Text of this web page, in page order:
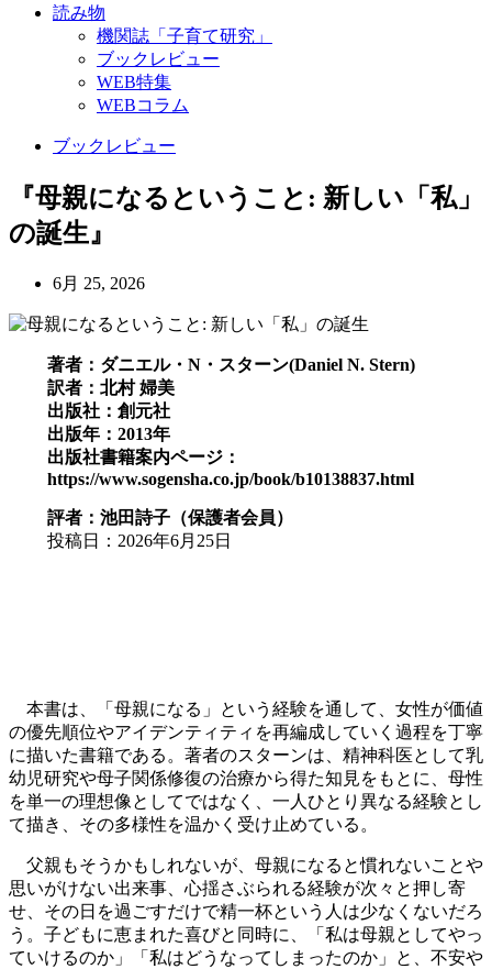
読み物
機関誌「子育て研究」
ブックレビュー
WEB特集
WEBコラム
ブックレビュー
『母親になるということ: 新しい「私」
の誕生』
6月 25, 2026
著者：ダニエル・N・スターン(Daniel N. Stern)
訳者：北村 婦美
出版社：創元社
出版年：2013年
出版社書籍案内ページ：
https://www.sogensha.co.jp/book/b10138837.html
評者：池田詩子（保護者会員）
投稿日：2026年6月25日
本書は、「母親になる」という経験を通して、女性が価値
の優先順位やアイデンティティを再編成していく過程を丁寧
に描いた書籍である。著者のスターンは、精神科医として乳
幼児研究や母子関係修復の治療から得た知見をもとに、母性
を単一の理想像としてではなく、一人ひとり異なる経験とし
て描き、その多様性を温かく受け止めている。
父親もそうかもしれないが、母親になると慣れないことや
思いがけない出来事、心揺さぶられる経験が次々と押し寄
せ、その日を過ごすだけで精一杯という人は少なくないだろ
う。子どもに恵まれた喜びと同時に、「私は母親としてやっ
ていけるのか」「私はどうなってしまったのか」と、不安や